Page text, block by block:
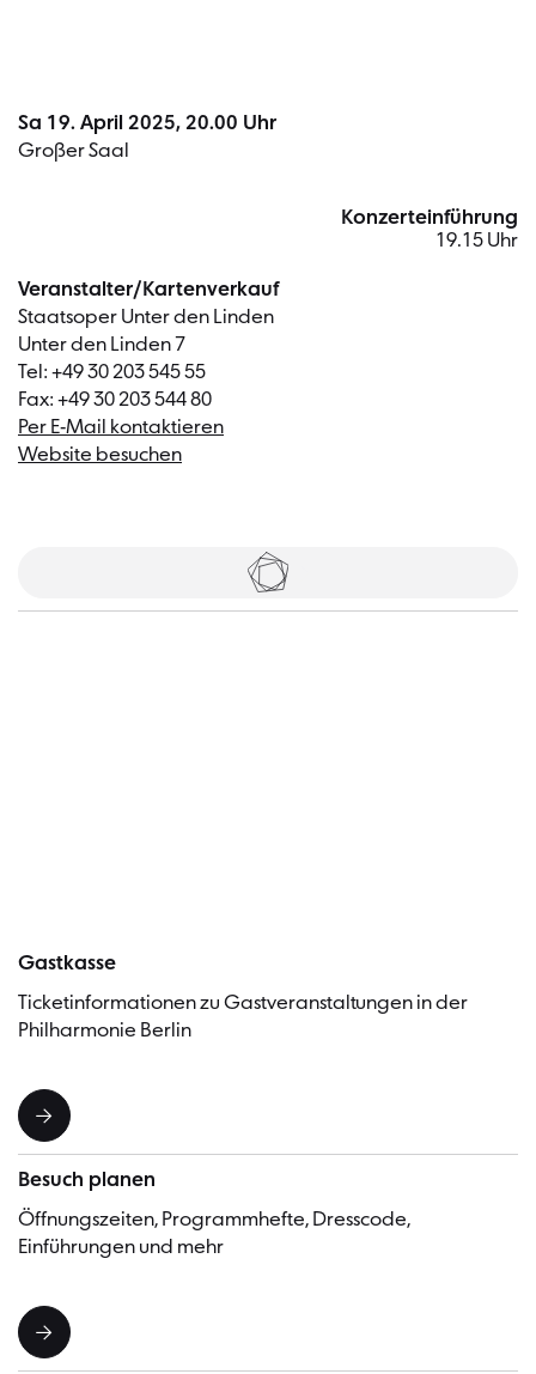
Sa 19. April 2025, 20.00 Uhr
Großer Saal
Veranstalter/Kartenverkauf
Staatsoper Unter den Linden
Unter den Linden 7
Tel: +49 30 203 545 55
Fax: +49 30 203 544 80
Per E-Mail kontaktieren
Website besuchen
Konzerteinführung
19.15 Uhr
Tickets
Gastkasse
Ticketinformationen zu Gastveranstaltungen in der
Philharmonie Berlin
Besuch planen
Öffnungszeiten, Programmhefte, Dresscode,
Einführungen und mehr